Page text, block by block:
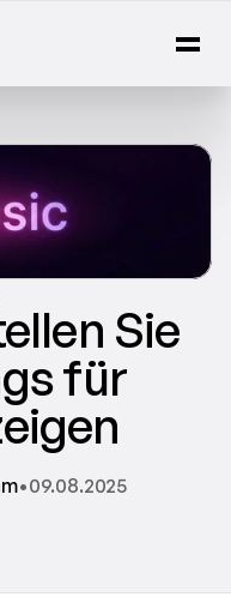
Sie
für
•09.08.2025